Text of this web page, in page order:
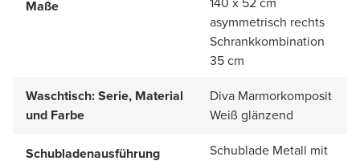
Maße
asymmetrisch rechts
Schrankkombination
35 cm
Waschtisch: Serie, Material
und Farbe
Diva Marmorkomposit
Weiß glänzend
Schubladenausführung
Schublade Metall mit